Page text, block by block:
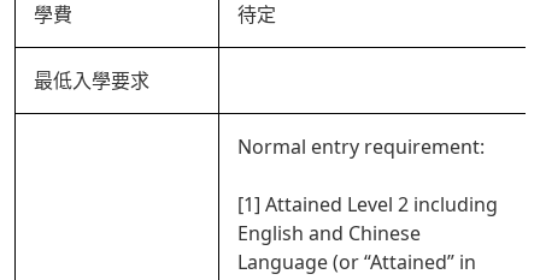
學費 待定
最低入學要求
Normal entry requirement:
[1] Attained Level 2 including
English and Chinese
Language (or “Attained” in